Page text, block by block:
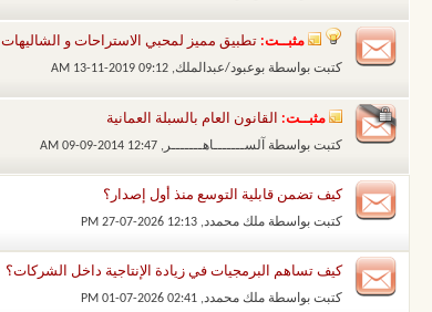
مثبــت: تطبيق مميز لمحبي الاستراحات و الشاليهات
كتبت بواسطة بوعبود/عبدالملك‏, 13-11-2019 09:12 AM
مثبــت: القانون العام بالسبلة العمانية
كتبت بواسطة آلســـــــاهـــــــر ‏, 09-09-2014 12:47 AM
كيف تضمن قابلية التوسع منذ أول إصدار؟
كتبت بواسطة ملك محمدد‏, 27-07-2026 12:13 PM
كيف تساهم البرمجيات في زيادة الإنتاجية داخل الشركات؟
كتبت بواسطة ملك محمدد‏, 01-07-2026 02:41 PM